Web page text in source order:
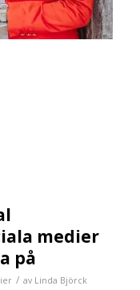
medier
på
/ av Linda Björck